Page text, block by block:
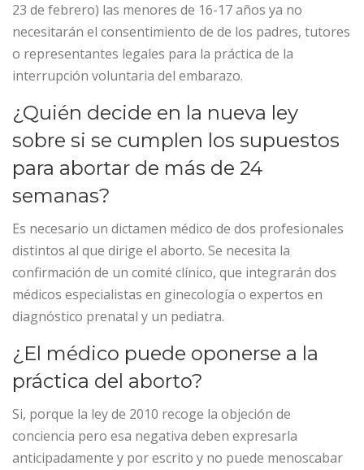
23 de febrero) las menores de 16-17 años ya no
necesitarán el consentimiento de de los padres, tutores
o representantes legales para la práctica de la
interrupción voluntaria del embarazo.
¿Quién decide en la nueva ley
sobre si se cumplen los supuestos
para abortar de más de 24
semanas?
Es necesario un dictamen médico de dos profesionales
distintos al que dirige el aborto. Se necesita la
confirmación de un comité clínico, que integrarán dos
médicos especialistas en ginecología o expertos en
diagnóstico prenatal y un pediatra.
¿El médico puede oponerse a la
práctica del aborto?
Si, porque la ley de 2010 recoge la objeción de
conciencia pero esa negativa deben expresarla
anticipadamente y por escrito y no puede menoscabar